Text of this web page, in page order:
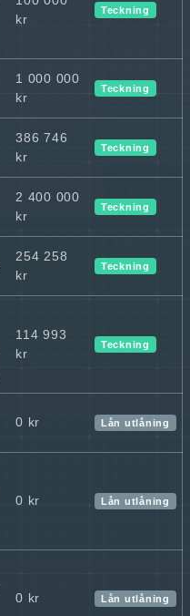
kr
Teckning
1 000 000
kr
Teckning
386 746
kr
Teckning
2 400 000
kr
Teckning
254 258
kr
Teckning
114 993
kr
Teckning
0 kr Lån utlåning
0 kr Lån utlåning
0 kr Lån utlåning